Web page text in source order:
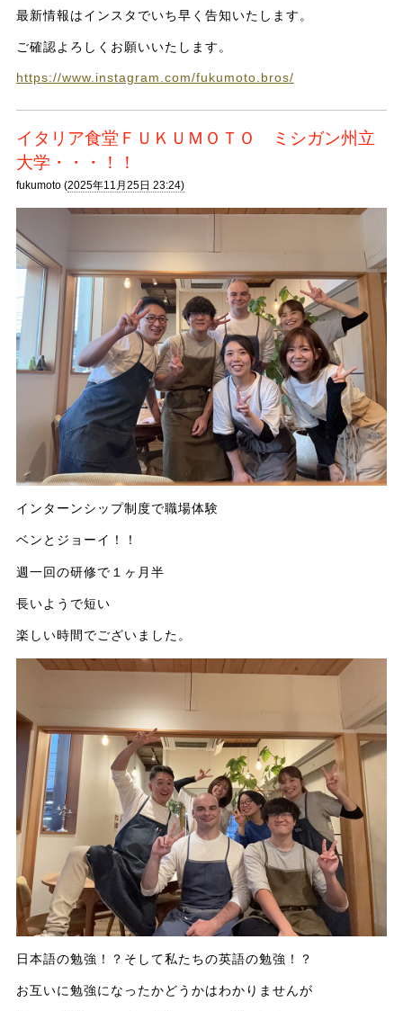
最新情報はインスタでいち早く告知いたします。
ご確認よろしくお願いいたします。
https://www.instagram.com/fukumoto.bros/
イタリア食堂ＦＵＫＵＭＯＴＯ ミシガン州立
大学・・・！！
fukumoto (2025年11月25日 23:24)
インターンシップ制度で職場体験
ベンとジョーイ！！
週一回の研修で１ヶ月半
長いようで短い
楽しい時間でございました。
日本語の勉強！？そして私たちの英語の勉強！？
お互いに勉強になったかどうかはわかりませんが